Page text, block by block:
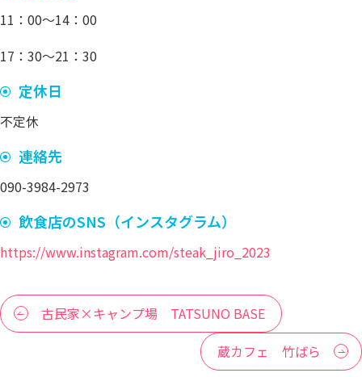
11：00～14：00
17：30～21：30
定休日
不定休
連絡先
090-3984-2973
飲食店のSNS（インスタグラム）
https://www.instagram.com/steak_jiro_2023
古民家×キャンプ場 TATSUNO BASE
蔵カフェ 竹ばら